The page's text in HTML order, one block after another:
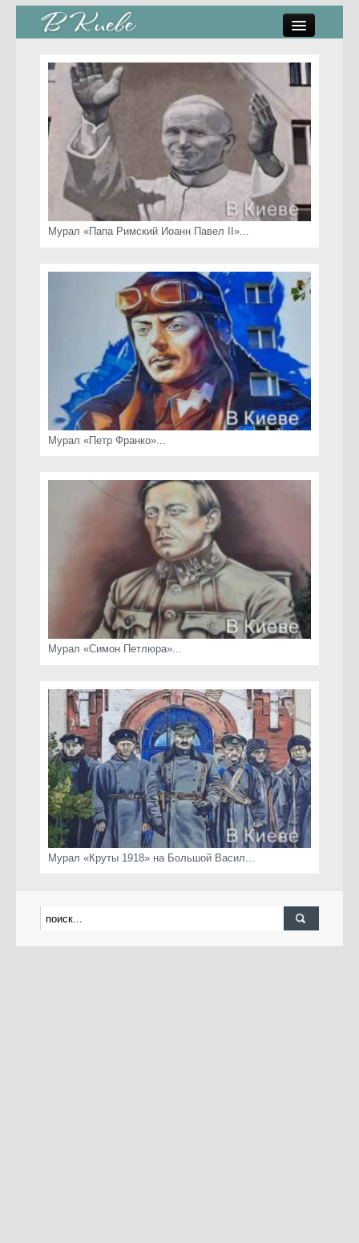
стрит-арт
коты Киева
скамейки
часы Киева
Мурал «Папа Римский Иоанн Павел II»...
Мурал «Петр Франко»...
Мурал «Симон Петлюра»...
Мурал «Круты 1918» на Большой Васил...